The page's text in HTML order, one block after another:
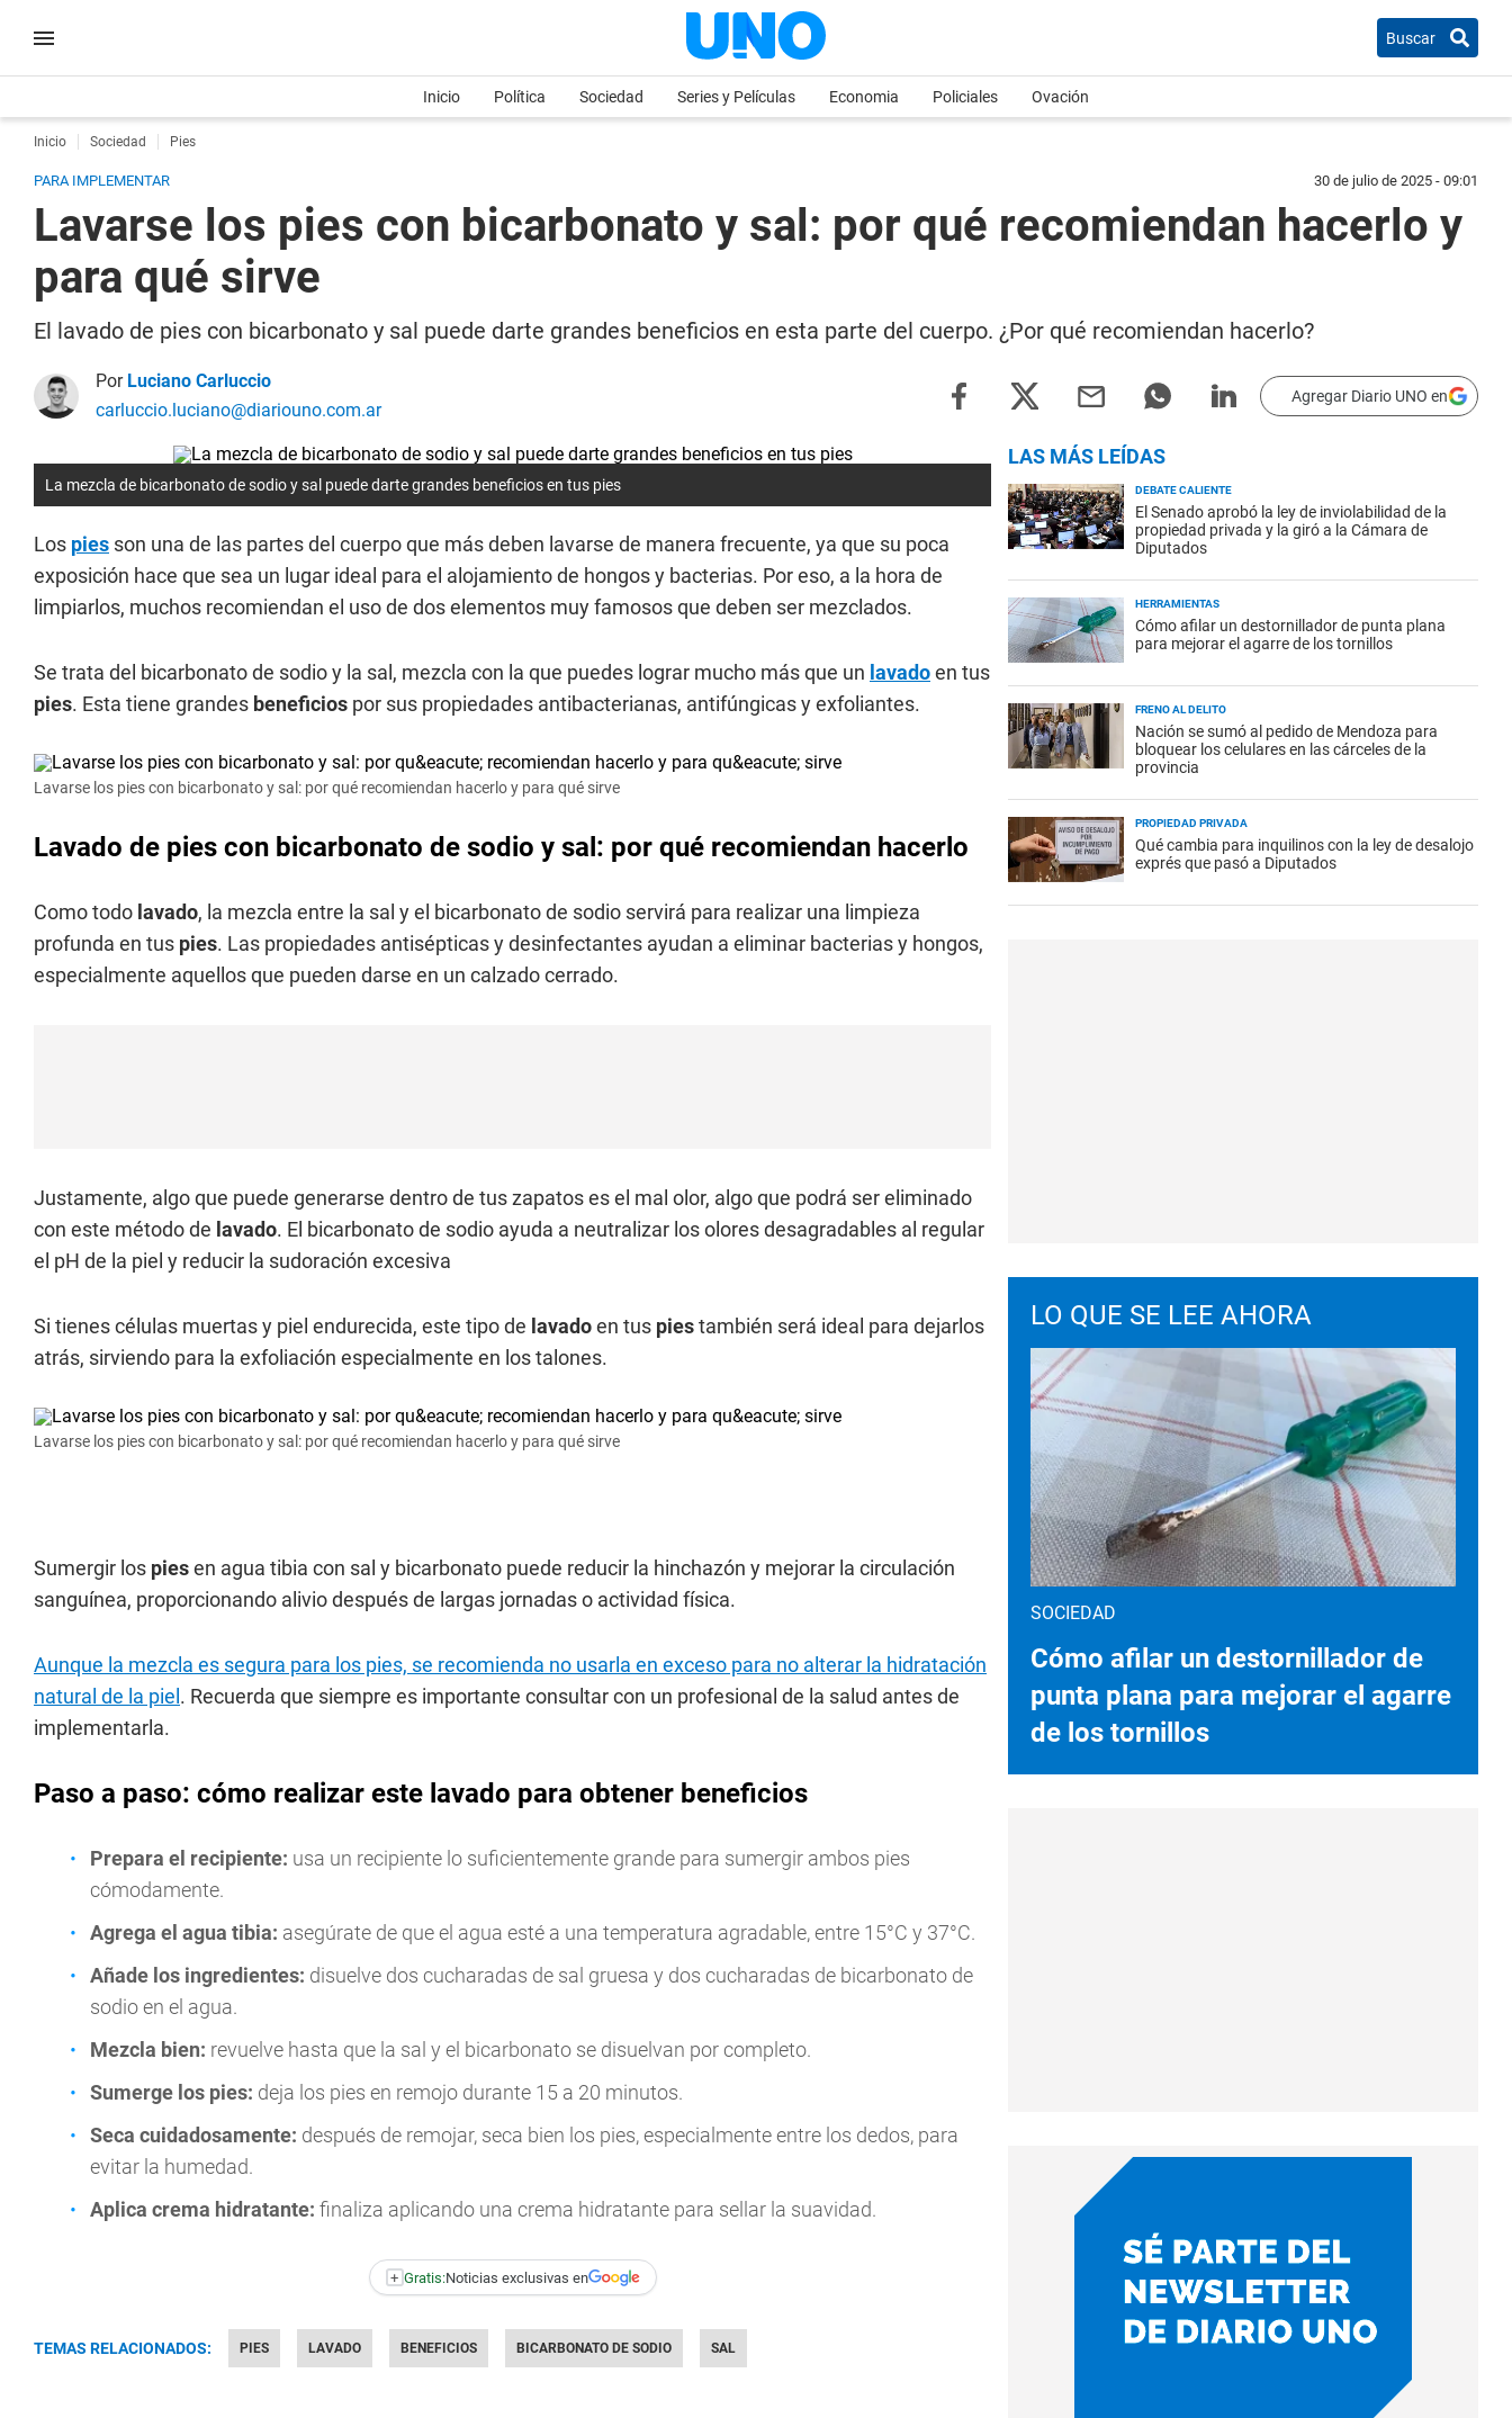
Buscar
Inicio Política Sociedad Series y Películas Economia Policiales Ovación
Inicio Sociedad Pies
PARA IMPLEMENTAR 30 de julio de 2025 - 09:01
Lavarse los pies con bicarbonato y sal: por qué recomiendan hacerlo y
para qué sirve
El lavado de pies con bicarbonato y sal puede darte grandes beneficios en esta parte del cuerpo. ¿Por qué recomiendan hacerlo?
Por Luciano Carluccio
carluccio.luciano@diariouno.com.ar
Agregar Diario UNO en
La mezcla de bicarbonato de sodio y sal puede darte grandes beneficios en tus pies
Los pies son una de las partes del cuerpo que más deben lavarse de manera frecuente, ya que su poca
exposición hace que sea un lugar ideal para el alojamiento de hongos y bacterias. Por eso, a la hora de
limpiarlos, muchos recomiendan el uso de dos elementos muy famosos que deben ser mezclados.
Se trata del bicarbonato de sodio y la sal, mezcla con la que puedes lograr mucho más que un lavadoen tus
pies. Esta tiene grandes beneficios por sus propiedades antibacterianas, antifúngicas y exfoliantes.
Lavarse los pies con bicarbonato y sal: por qué recomiendan hacerlo y para qué sirve
Lavado de pies con bicarbonato de sodio y sal: por qué recomiendan hacerlo
Como todo lavado, la mezcla entre la sal y el bicarbonato de sodio servirá para realizar una limpieza
profunda en tus pies. Las propiedades antisépticas y desinfectantes ayudan a eliminar bacterias y hongos,
especialmente aquellos que pueden darse en un calzado cerrado.
Justamente, algo que puede generarse dentro de tus zapatos es el mal olor, algo que podrá ser eliminado
con este método de lavado. El bicarbonato de sodio ayuda a neutralizar los olores desagradables al regular
el pH de la piel y reducir la sudoración excesiva
Si tienes células muertas y piel endurecida, este tipo de lavadoen tus piestambién será ideal para dejarlos
atrás, sirviendo para la exfoliación especialmente en los talones.
Lavarse los pies con bicarbonato y sal: por qué recomiendan hacerlo y para qué sirve
Sumergir los piesen agua tibia con sal y bicarbonato puede reducir la hinchazón y mejorar la circulación
sanguínea, proporcionando alivio después de largas jornadas o actividad física.
Aunque la mezcla es segura para los pies, se recomienda no usarla en exceso para no alterar la hidratación
natural de la piel . Recuerda que siempre es importante consultar con un profesional de la salud antes de
implementarla.
Paso a paso: cómo realizar este lavado para obtener beneficios
Prepara el recipiente: usa un recipiente lo suficientemente grande para sumergir ambos pies
cómodamente.
Agrega el agua tibia: asegúrate de que el agua esté a una temperatura agradable, entre 15°C y 37°C.
Añade los ingredientes: disuelve dos cucharadas de sal gruesa y dos cucharadas de bicarbonato de
sodio en el agua.
Mezcla bien: revuelve hasta que la sal y el bicarbonato se disuelvan por completo.
Sumerge los pies: deja los pies en remojo durante 15 a 20 minutos.
Seca cuidadosamente: después de remojar, seca bien los pies, especialmente entre los dedos, para
evitar la humedad.
Aplica crema hidratante: finaliza aplicando una crema hidratante para sellar la suavidad.
+ Gratis:Noticias exclusivas en
TEMAS RELACIONADOS: PIES LAVADO BENEFICIOS BICARBONATO DE SODIO SAL
LAS MÁS LEÍDAS
DEBATE CALIENTE
El Senado aprobó la ley de inviolabilidad de la
propiedad privada y la giró a la Cámara de
Diputados
HERRAMIENTAS
Cómo afilar un destornillador de punta plana
para mejorar el agarre de los tornillos
FRENO AL DELITO
Nación se sumó al pedido de Mendoza para
bloquear los celulares en las cárceles de la
provincia
PROPIEDAD PRIVADA
Qué cambia para inquilinos con la ley de desalojo
exprés que pasó a Diputados
LO QUE SE LEE AHORA
SOCIEDAD
Cómo afilar un destornillador de
punta plana para mejorar el agarre
de los tornillos